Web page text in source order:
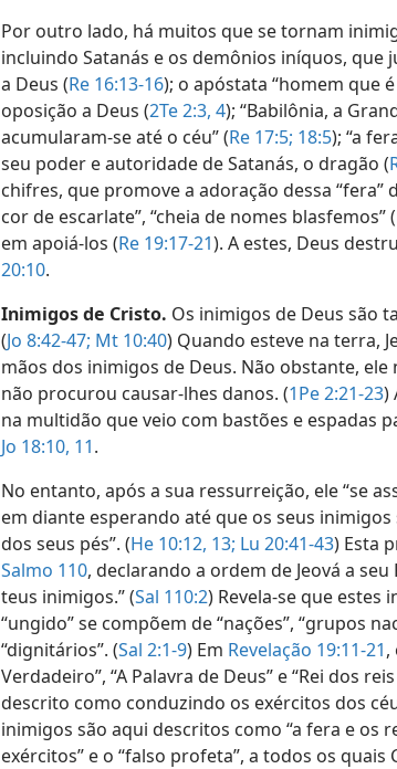
Por outro lado, há muitos que se tornam
incluindo Satanás e os demônios iníquos, que
a Deus (Re 16:13-16); o apóstata “homem que
oposição a Deus (2Te 2:3, 4); “Babilônia, a
acumularam-se até o céu” (Re 17:5; 18:5); “a
seu poder e autoridade de Satanás, o dragão (
chifres, que promove a adoração dessa “fera”
cor de escarlate”, “cheia de nomes blasfemos” (
em apoiá-los (Re 19:17-21). A estes, Deus
20:10.
Inimigos de Cristo. Os inimigos de Deus são
(Jo 8:42-47; Mt 10:40) Quando esteve na terra,
mãos dos inimigos de Deus. Não obstante,
não procurou causar-lhes danos. (1Pe 2:21-23)
na multidão que veio com bastões e espadas
Jo 18:10, 11.
No entanto, após a sua ressurreição, ele “se
em diante esperando até que os seus
dos seus pés”. (He 10:12, 13; Lu 20:41-43) Esta
Salmo 110, declarando a ordem de Jeová a
teus inimigos.” (Sal 110:2) Revela-se que estes
“ungido” se compõem de “nações”, “grupos
“dignitários”. (Sal 2:1-9) Em Revelação 19:11-21,
Verdadeiro”, “A Palavra de Deus” e “Rei dos
descrito como conduzindo os exércitos dos
inimigos são aqui descritos como “a fera e os
exércitos” e o “falso profeta”, a todos os quais